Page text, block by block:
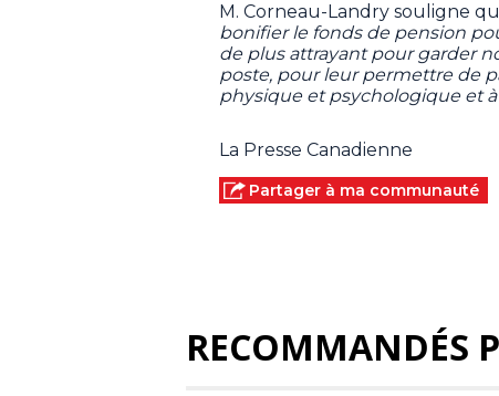
M. Corneau-Landry souligne
bonifier le fonds de pension
de plus attrayant pour garder
poste, pour leur permettre de
physique et psychologique et
La Presse Canadienne
Partager à ma communauté
RECOMMANDÉS